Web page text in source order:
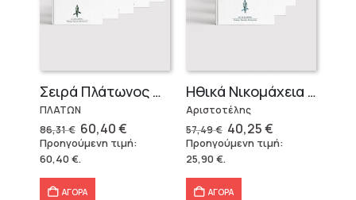
Σειρά Πλάτωνος Πολιτεία
ΠΛΑΤΩΝ
86,31€ Original
price
was:
86,31 €.
60,40€Η
τρέχουσα
τιμή
Προηγούμενη τιμή:
60,40€.
ΑΓΟΡΑ
Ηθικά Νικομάχεια (3 τόμοι)
Αριστοτέλης
57,49€ Original
price
was:
40,25€Η
τρέχουσα
τιμή
Προηγούμενη τιμή:
25,90€.
ΑΓΟΡΑ